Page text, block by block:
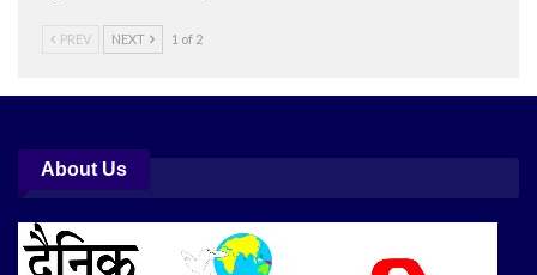
PREV NEXT 1 of 2
About Us